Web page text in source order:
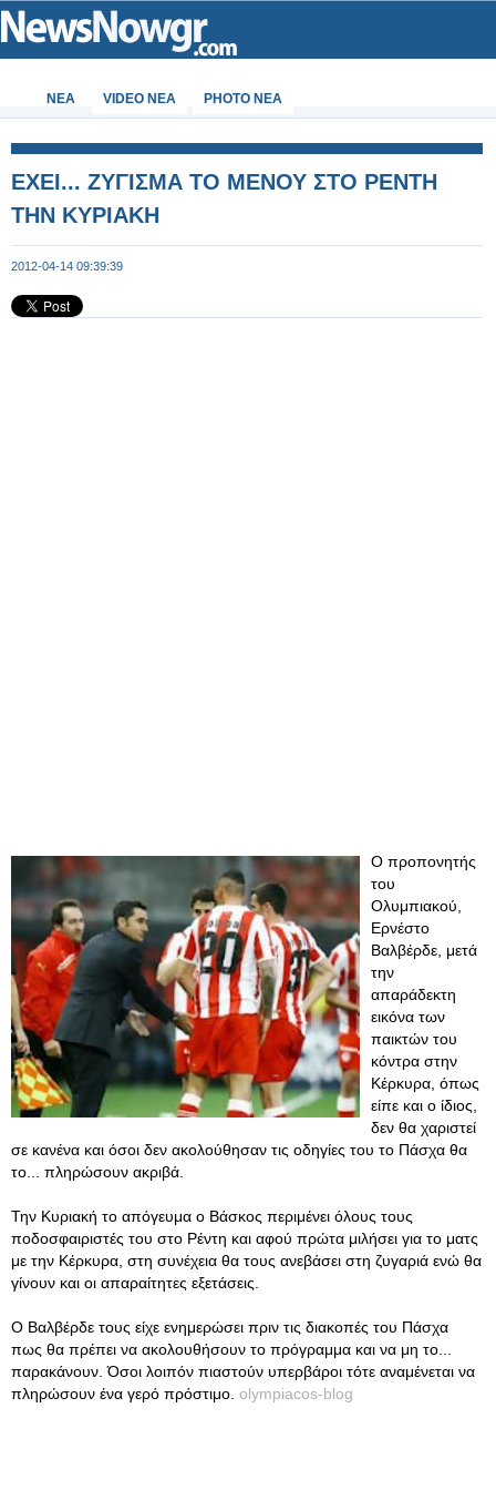
ΝΕΑ VIDEO NEA PHOTO NEA
ΕΧΕΙ... ΖΥΓΙΣΜΑ ΤΟ ΜΕΝΟΥ ΣΤΟ ΡΕΝΤΗ
ΤΗΝ ΚΥΡΙΑΚΗ
2012-04-14 09:39:39
Ο προπονητής
του
Ολυμπιακού,
Ερνέστο
Βαλβέρδε, μετά
την
απαράδεκτη
εικόνα των
παικτών του
κόντρα στην
Κέρκυρα, όπως
είπε και ο ίδιος,
δεν θα χαριστεί
σε κανένα και όσοι δεν ακολούθησαν τις οδηγίες του το Πάσχα θα
το... πληρώσουν ακριβά.
Την Κυριακή το απόγευμα ο Βάσκος περιμένει όλους τους
ποδοσφαιριστές του στο Ρέντη και αφού πρώτα μιλήσει για το ματς
με την Κέρκυρα, στη συνέχεια θα τους ανεβάσει στη ζυγαριά ενώ θα
γίνουν και οι απαραίτητες εξετάσεις.
Ο Βαλβέρδε τους είχε ενημερώσει πριν τις διακοπές του Πάσχα
πως θα πρέπει να ακολουθήσουν το πρόγραμμα και να μη το...
παρακάνουν. Όσοι λοιπόν πιαστούν υπερβάροι τότε αναμένεται να
πληρώσουν ένα γερό πρόστιμο. olympiacos-blog